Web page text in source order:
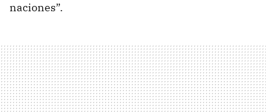
naciones”.